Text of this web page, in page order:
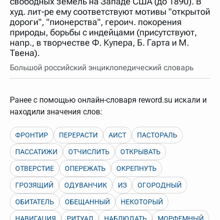
нужно будет нажать на кнопку "Найти".
Для более сложных случаев существует возможность
указывать несколько слов в запросе. Например, если
написать в строке запроса "Пушкин поэт" и нажать
"Найти", выведутся все словарные статьи о поэте
Пушкине, но не о городе.
В сложных запросах тоже могут присутствовать
неизвестные буквы. Например, в кроссворде есть
слово "***м***ов", в задании "русский поэт 19 века".
кавычек). Нажимаем "Найти" и получаем статью
"Лермонтов" и не только.
словарь вверх или вниз за прямоугольник слева от
названия словаря. Также можно выключать ненужные
худ. лит-ре ему соответствуют мотивы "открытой
дороги", "пионерства", героич. покорения
природы, борьбы с индейцами (присутствуют,
напр., в творчестве Ф. Купера, Б. Гарта и М.
Твена).
Большой российский энциклопедический словарь
Ранее с помощью онлайн-словаря reword.su искали и
находили значения слов:
ФРОНТИР ПЕРЕРАСТИ АИСТ ПАСТОРАЛЬ
ПАССАТИЖИ ОТЧИСЛИТЬ ОТКРЫВАТЬ
ОТВЕРСТИЕ ОПЕРЕЖАТЬ ОКРЕПНУТЬ
ГРОЗЯЩИЙ ОДУВАНЧИК ИЗ ОГОРОДНЫЙ
ОБИТАТЕЛЬ ОБЕЩАННЫЙ НЕКОТОРЫЙ